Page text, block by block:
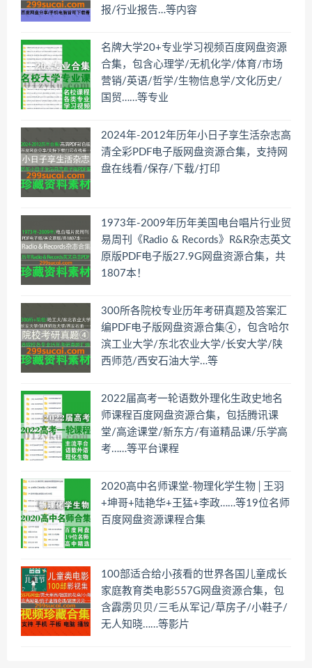
报/行业报告…等内容
名牌大学20+专业学习视频百度网盘资源
合集，包含心理学/无机化学/体育/市场
营销/英语/哲学/生物信息学/文化历史/
国贸……等专业
2024年-2012年历年小日子享生活杂志高
清全彩PDF电子版网盘资源合集，支持网
盘在线看/保存/下载/打印
1973年-2009年历年美国电台唱片行业贸
易周刊《Radio & Records》R&R杂志英文
原版PDF电子版27.9G网盘资源合集，共
1807本！
300所各院校专业历年考研真题及答案汇
编PDF电子版网盘资源合集④，包含哈尔
滨工业大学/东北农业大学/长安大学/陕
西师范/西安石油大学…等
2022届高考一轮语数外理化生政史地名
师课程百度网盘资源合集，包括腾讯课
堂/高途课堂/新东方/有道精品课/乐学高
考……等平台课程
2020高中名师课堂-物理化学生物│王羽
+坤哥+陆艳华+王猛+李政……等19位名师
百度网盘资源课程合集
100部适合给小孩看的世界各国儿童成长
家庭教育类电影557G网盘资源合集，包
含霹雳贝贝/三毛从军记/草房子/小鞋子/
无人知晓……等影片